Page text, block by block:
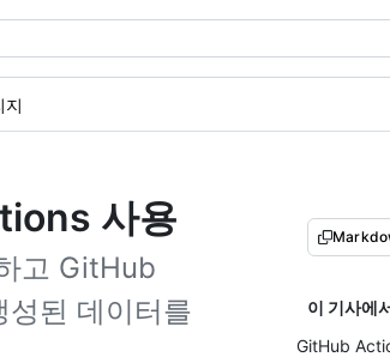
지
사용
고 GitHub
된 데이터를
이 기사에
GitHub